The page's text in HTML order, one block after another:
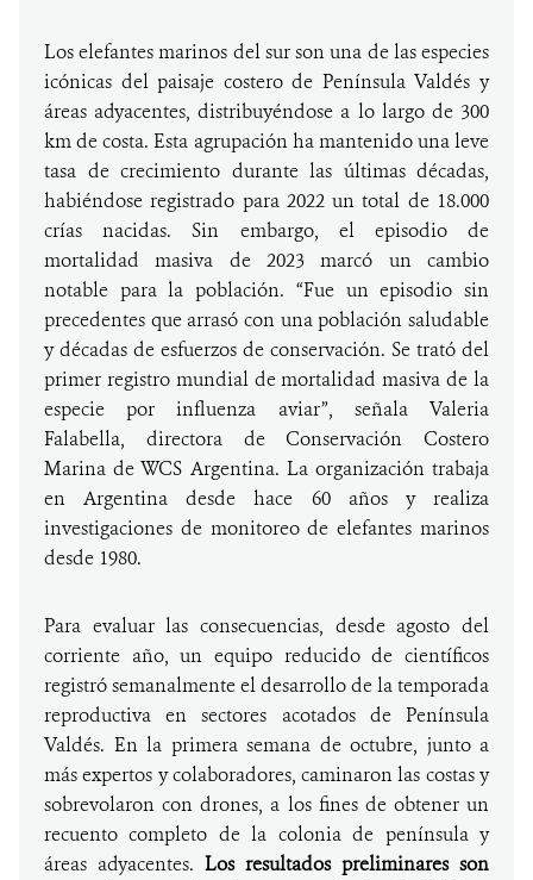
Los elefantes marinos del sur son una de las especies
icónicas del paisaje costero de Península Valdés y
áreas adyacentes, distribuyéndose a lo largo de 300
km de costa. Esta agrupación ha mantenido una leve
tasa de crecimiento durante las últimas décadas,
habiéndose registrado para 2022 un total de 18.000
crías nacidas. Sin embargo, el episodio de
mortalidad masiva de 2023 marcó un cambio
notable para la población. “Fue un episodio sin
precedentes que arrasó con una población saludable
y décadas de esfuerzos de conservación. Se trató del
primer registro mundial de mortalidad masiva de la
especie por influenza aviar”, señala Valeria
Falabella, directora de Conservación Costero
Marina de WCS Argentina. La organización trabaja
en Argentina desde hace 60 años y realiza
investigaciones de monitoreo de elefantes marinos
desde 1980.
Para evaluar las consecuencias, desde agosto del
corriente año, un equipo reducido de científicos
registró semanalmente el desarrollo de la temporada
reproductiva en sectores acotados de Península
Valdés. En la primera semana de octubre, junto a
más expertos y colaboradores, caminaron las costas y
sobrevolaron con drones, a los fines de obtener un
recuento completo de la colonia de península y
áreas adyacentes. Los resultados preliminares son